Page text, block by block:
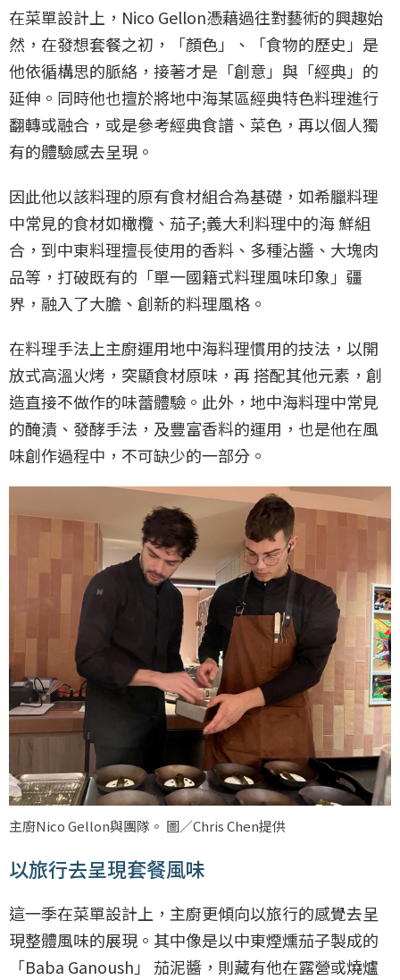
在菜單設計上，Nico Gellon憑藉過往對藝術的興趣始
然，在發想套餐之初，「顏色」、「食物的歷史」是
他依循構思的脈絡，接著才是「創意」與「經典」的
延伸。同時他也擅於將地中海某區經典特色料理進行
翻轉或融合，或是參考經典食譜、菜色，再以個人獨
有的體驗感去呈現。
因此他以該料理的原有食材組合為基礎，如希臘料理
中常見的食材如橄欖、茄子;義大利料理中的海 鮮組
合，到中東料理擅⻑使用的香料、多種沾醬、大塊肉
品等，打破既有的「單一國籍式料理風味印象」疆
界，融入了大膽、創新的料理風格。
在料理手法上主廚運用地中海料理慣用的技法，以開
放式高溫火烤，突顯食材原味，再 搭配其他元素，創
造直接不做作的味蕾體驗。此外，地中海料理中常見
的醃漬、發酵手法，及豐富香料的運用，也是他在風
味創作過程中，不可缺少的一部分。
主廚Nico Gellon與團隊。 圖／Chris Chen提供
以旅行去呈現套餐風味
這一季在菜單設計上，主廚更傾向以旅行的感覺去呈
現整體風味的展現。其中像是以中東煙燻茄子製成的
「Baba Ganoush」 茄泥醬，則藏有他在露營或燒爐